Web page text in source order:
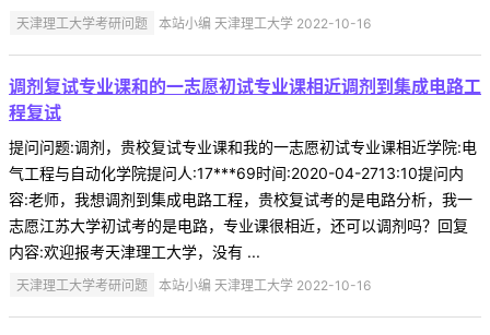
天津理工大学考研问题 本站小编 天津理工大学 2022-10-16
调剂复试专业课和的一志愿初试专业课相近调剂到集成电路工
程复试
提问问题:调剂，贵校复试专业课和我的一志愿初试专业课相近学院:电
气工程与自动化学院提问人:17***69时间:2020-04-2713:10提问内
容:老师，我想调剂到集成电路工程，贵校复试考的是电路分析，我一
志愿江苏大学初试考的是电路，专业课很相近，还可以调剂吗？回复
内容:欢迎报考天津理工大学，没有 ...
天津理工大学考研问题 本站小编 天津理工大学 2022-10-16